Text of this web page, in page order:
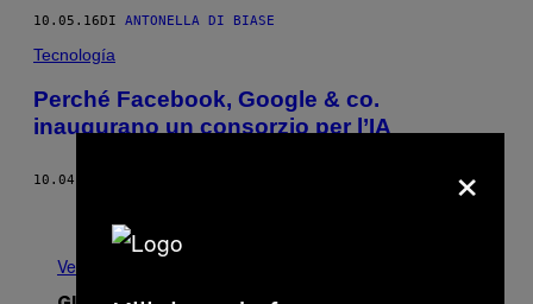
10.05.16DI ANTONELLA DI BIASE
Tecnología
Perché Facebook, Google & co.
inaugurano un consorzio per l’IA
10.04.16
Vedi tutti
×